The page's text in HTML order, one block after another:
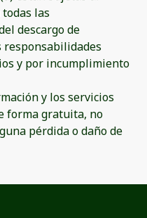
las
descargo de
y por incumplimiento
y los servicios
forma gratuita, no
pérdida o daño de